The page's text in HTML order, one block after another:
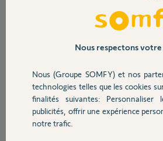
Sécurité
Domotique
Bonjour à tous les
Depuis ce matin je
un problème
Précision
pilotés à l'ouverture et
d'un scénario sur la
Nous respectons
Nous (Groupe SOMFY) et nos
technologies telles que les cookies
finalités suivantes:
publicités, offrir une expérience
notre trafic.